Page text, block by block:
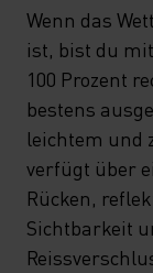
Wenn das
ist, bist du
100 Prozent
bestens
leichtem und
verfügt über
Rücken,
Sichtbarkeit